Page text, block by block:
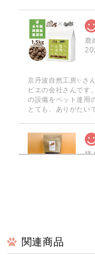
鹿
京丹波自然工房✨️さ
ビエの会社さんです
の設備をペット達用
とても、ありがたい
16歳のトイプードル
関連商品